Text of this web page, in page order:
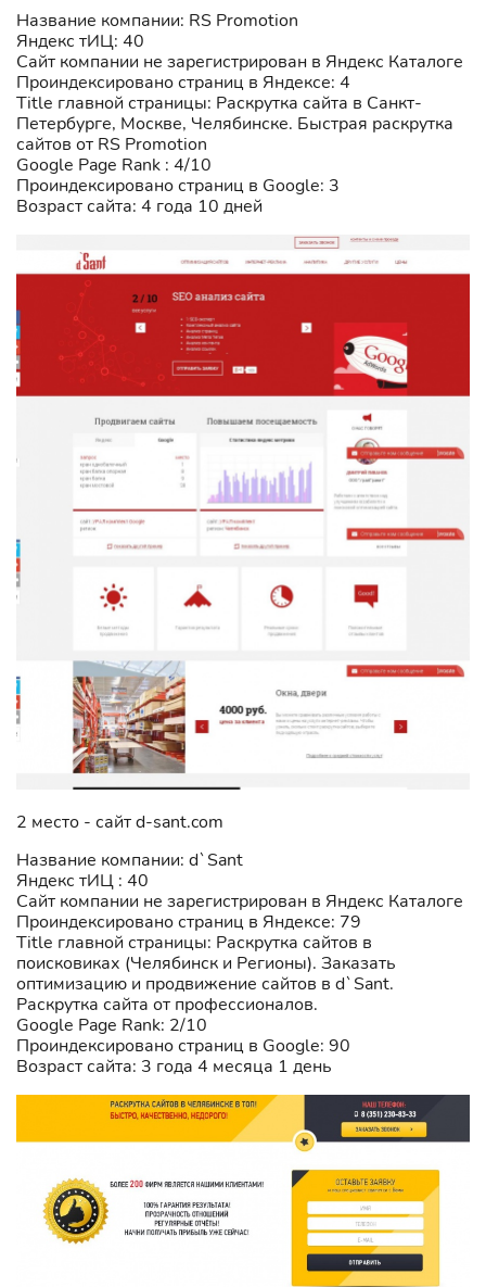
Название компании: RS Promotion
Яндекс тИЦ: 40
Сайт компании не зарегистрирован в Яндекс Каталоге
Проиндексировано страниц в Яндексе: 4
Title главной страницы: Раскрутка сайта в Санкт-
Петербурге, Москве, Челябинске. Быстрая раскрутка
сайтов от RS Promotion
Google Page Rank : 4/10
Проиндексировано страниц в Google: 3
Возраст сайта: 4 года 10 дней
2 место - сайт d-sant.com
Название компании: d`Sant
Яндекс тИЦ : 40
Сайт компании не зарегистрирован в Яндекс Каталоге
Проиндексировано страниц в Яндексе: 79
Title главной страницы: Раскрутка сайтов в
поисковиках (Челябинск и Регионы). Заказать
оптимизацию и продвижение сайтов в d`Sant.
Раскрутка сайта от профессионалов.
Google Page Rank: 2/10
Проиндексировано страниц в Google: 90
Возраст сайта: 3 года 4 месяца 1 день